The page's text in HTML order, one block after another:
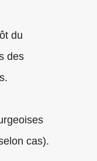
du
des
cas).